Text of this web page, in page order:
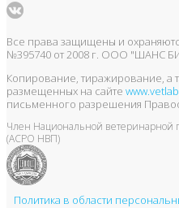
Все права защищены и
№395740 от 2008 г. ООО "ШАНС
Копирование, тиражирование, а
размещенных на сайте
письменного разрешения
Член Национальной ветеринарной
(АСРО НВП)
Политика в области